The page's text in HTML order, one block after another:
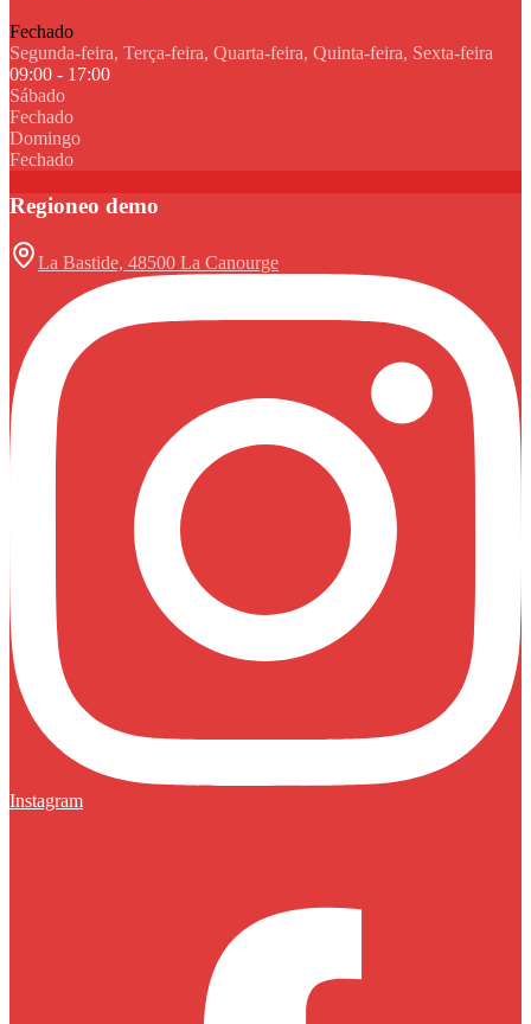
Fechado
Segunda-feira, Terça-feira, Quarta-feira, Quinta-feira, Sexta-feira
09:00 - 17:00
Sábado
Fechado
Domingo
Fechado
Regioneo demo
La Bastide, 48500 La Canourge
Instagram